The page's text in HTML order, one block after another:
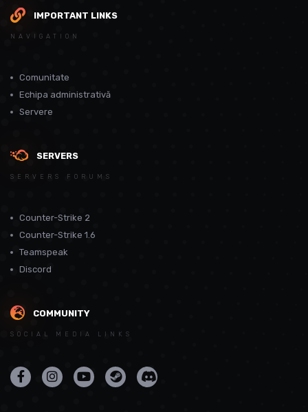
IMPORTANT LINKS
NAVIGATION
Comunitate
Echipa administrativă
Servere
SERVERS
SERVERS FORUMS
Counter-Strike 2
Counter-Strike 1.6
Teamspeak
Discord
COMMUNITY
SOCIAL MEDIA LINKS